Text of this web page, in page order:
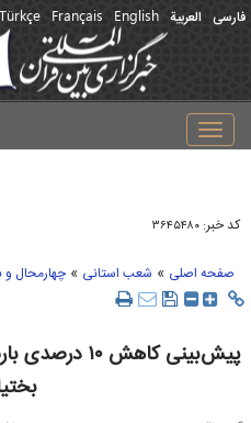
فارسی العربیة English
Français
Türkçe
Toggle
navigation
کد خبر: ۳۶۴۵۴۸۰
صفحه اصلی » شعب استانی » چهارمحال و
پیش‌بینی